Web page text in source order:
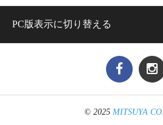
PC版表示に切り替える
© 2025 MITSUYA